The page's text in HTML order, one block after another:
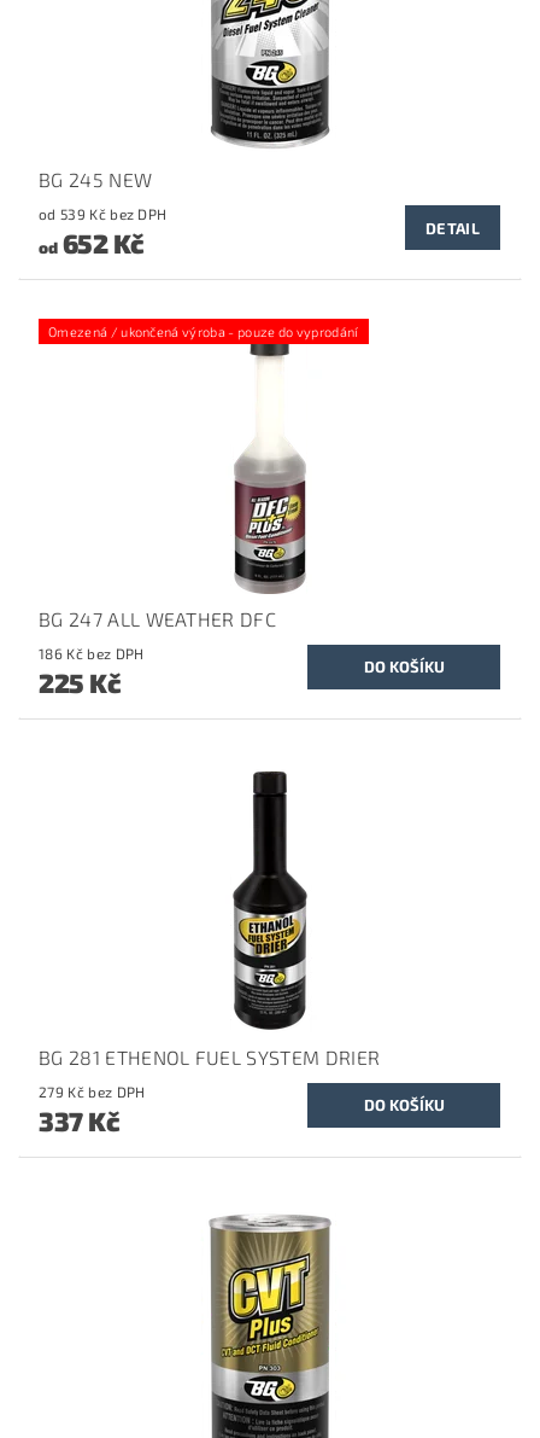
BG 245 NEW
od 539 Kč bez DPH
od652 Kč DETAIL
Omezená / ukončená výroba - pouze do vyprodání
BG 247 ALL WEATHER DFC
186 Kč bez DPH
225 Kč
BG 281 ETHENOL FUEL SYSTEM DRIER
279 Kč bez DPH
337 Kč